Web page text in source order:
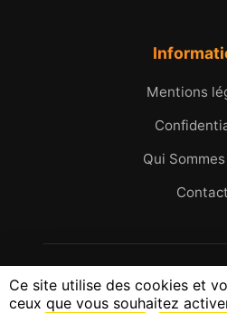
Mentions
Qui
Contact
© 2005 - 2026 Micromax.tv.
25 ans d'images et
Ce site utilise des cookies et
ceux que vous souhaitez